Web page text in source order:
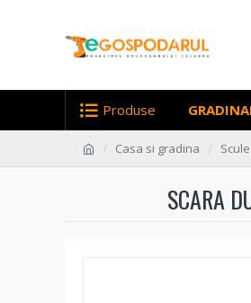
Produse
Casa si gradina
SCARA